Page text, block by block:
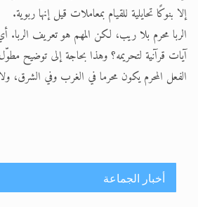
إلا بنوكًا تحايلية للقيام بمعاملات قيل إنها ربوية.
الربا محرم بلا ريب، لكن المهم هو تعريف الربا.
آيات قرآنية لتحريمه؟ وهذا بحاجة إلى توضيح
الفعل المحرم يكون محرما في الغرب وفي الشرق،
أخبار الجماعة